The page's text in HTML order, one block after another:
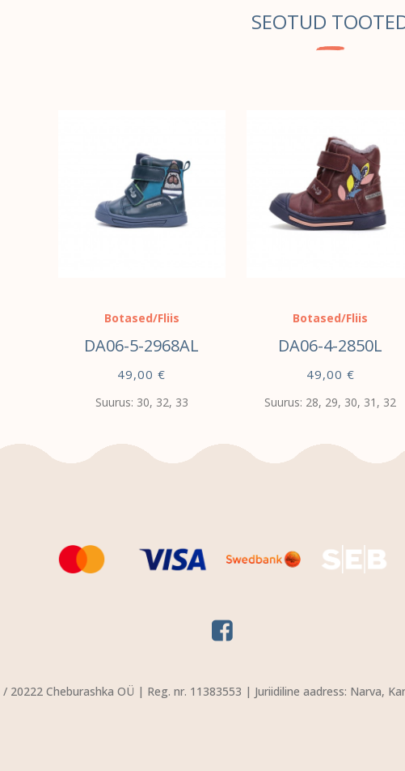
SEOTUD
Botased/Fliis
DA06-5-2968AL
49,00 €
Suurus: 30, 32, 33
Botased/Fliis
DA06-4-2850L
49,00 €
Suurus: 28, 29, 30, 31, 32
/ 20222 Cheburashka OÜ | Reg. nr. 11383553 | Juriidiline aadress: Narva,